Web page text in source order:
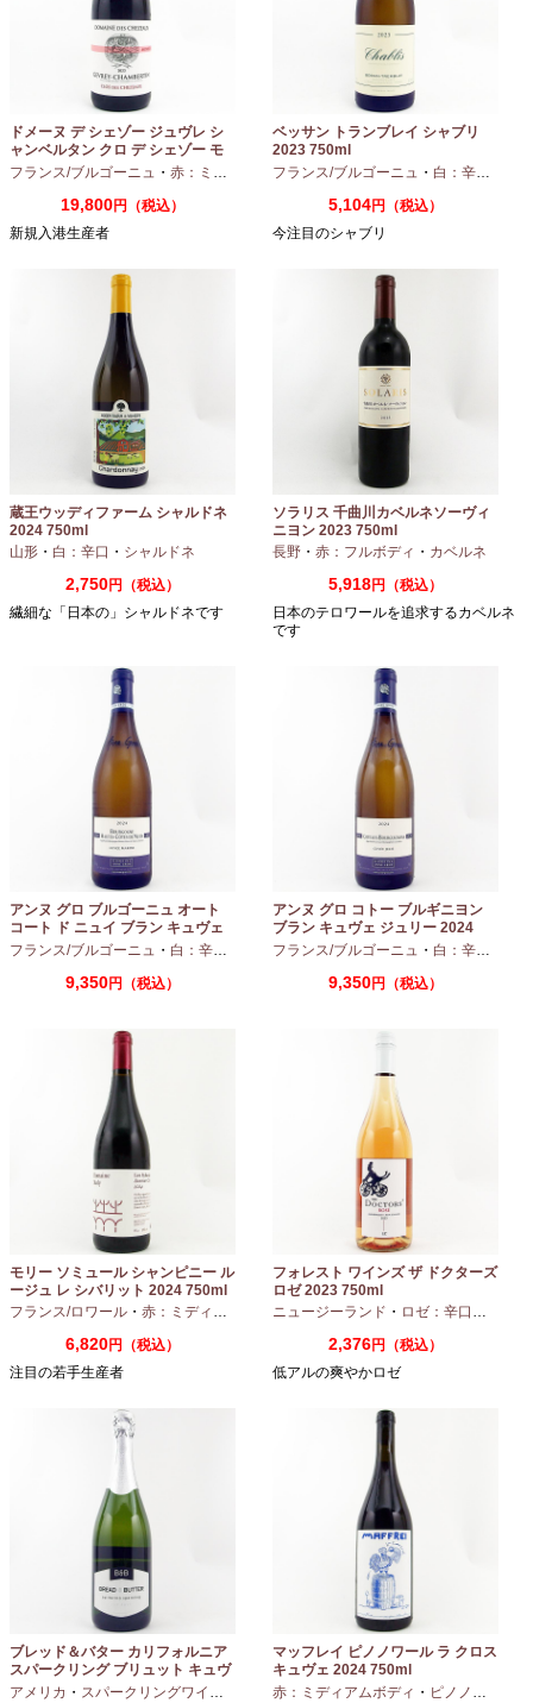
ドメーヌ デ シェゾー ジュヴレ シ
ャンベルタン クロ デ シェゾー モ
ノポール 2023 750ml
フランス/ブルゴーニュ ・ 赤：ミディアムボディ ・ピノノワール
19,800円（税込）
新規入港生産者
ベッサン トランブレイ シャブリ
2023 750ml
フランス/ブルゴーニュ ・ 白：辛口
5,104円（税込）
今注目のシャブリ
蔵王ウッディファーム シャルドネ
2024 750ml
山形 ・ 白：辛口 ・ シャルドネ
2,750円（税込）
繊細な「日本の」シャルドネです
ソラリス 千曲川カベルネソーヴィ
ニヨン 2023 750ml
長野 ・ 赤：フルボディ ・ カベルネ
5,918円（税込）
日本のテロワールを追求するカベルネ
です
アンヌ グロ ブルゴーニュ オート
コート ド ニュイ ブラン キュヴェ
マリーヌ 2024 750ml
フランス/ブルゴーニュ ・ 白：辛口 シャルドネ
9,350円（税込）
アンヌ グロ コトー ブルギニヨン
ブラン キュヴェ ジュリー 2024
フランス/ブルゴーニュ ・ 白：辛口
9,350円（税込）
モリー ソミュール シャンピニー ル
ージュ レ シバリット 2024 750ml
フランス/ロワール ・ 赤：ミディアムボディ ・カベルネフラン
6,820円（税込）
注目の若手生産者
フォレスト ワインズ ザ ドクターズ
ロゼ 2023 750ml
ニュージーランド ・ ロゼ：辛口 ・
2,376円（税込）
低アルの爽やかロゼ
ブレッド＆バター カリフォルニア
スパークリング ブリュット キュヴ
ェ NV 750ml
アメリカ ・ スパークリングワイン シャルドネ
マッフレイ ピノノワール ラ クロス
キュヴェ 2024 750ml
赤：ミディアムボディ ・ ピノノワール